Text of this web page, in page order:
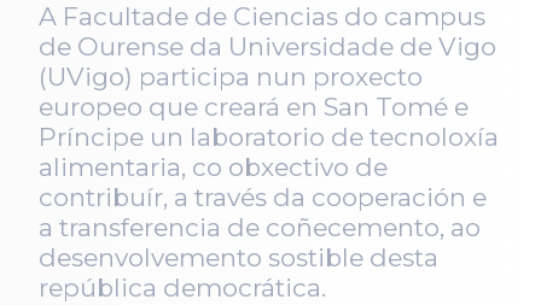
A Facultade de Ciencias do campus
de Ourense da Universidade de Vigo
(UVigo) participa nun proxecto
europeo que creará en San Tomé e
Príncipe un laboratorio de tecnoloxía
alimentaria, co obxectivo de
contribuír, a través da cooperación e
a transferencia de coñecemento, ao
desenvolvemento sostible desta
república democrática.